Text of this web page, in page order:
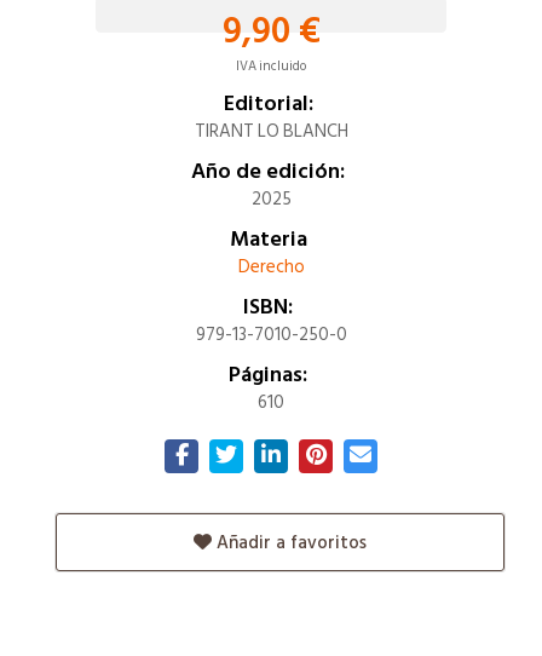
9,90 €
IVA incluido
Editorial:
TIRANT LO BLANCH
Año de edición:
2025
Materia
Derecho
ISBN:
979-13-7010-250-0
Páginas:
610
Añadir a favoritos